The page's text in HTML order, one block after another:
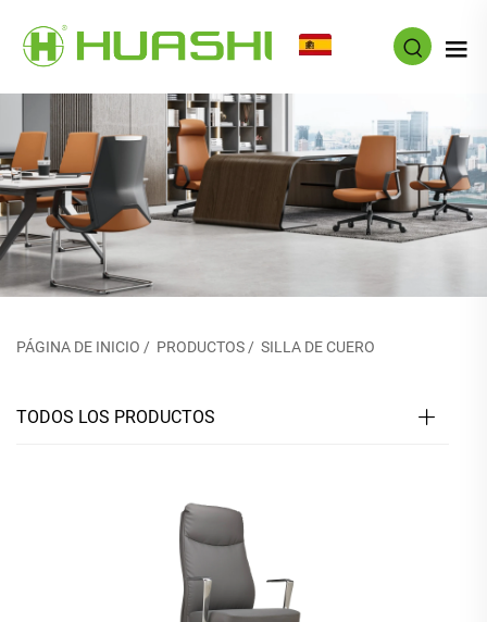
PÁGINA DE INICIO / PRODUCTOS / SILLA DE CUERO
TODOS LOS PRODUCTOS